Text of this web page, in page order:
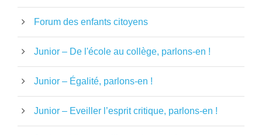
Forum des enfants citoyens
Junior – De l'école au collège, parlons-en !
Junior – Égalité, parlons-en !
Junior – Eveiller l’esprit critique, parlons-en !